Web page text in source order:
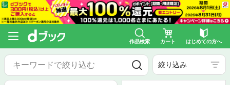
作品検索 カート はじめての方へ
絞り込み